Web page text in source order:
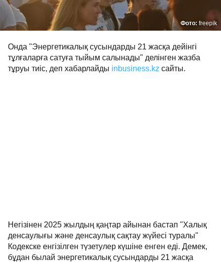
Фото: freepik
Онда "Энергетикалық сусындарды 21 жасқа дейінгі
тұлғаларға сатуға тыйым салынады" делінген жазба
тұруы тиіс, деп хабарлайды inbusiness.kz сайты.
Негізінен 2025 жылдың қаңтар айынан бастап "Халық
денсаулығы және денсаулық сақтау жүйесі туралы"
Кодекске енгізілген түзетулер күшіне енген еді. Демек,
бұдан былай энергетикалық сусындарды 21 жасқа